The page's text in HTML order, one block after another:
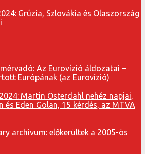
Grúzia, Szlovákia és Olaszország
Az Eurovízió áldozatai –
Európának (az Eurovízió)
Martin Österdahl nehéz napjai,
és Eden Golan, 15 kérdés, az MTVA
archivum: előkerültek a 2005-ös